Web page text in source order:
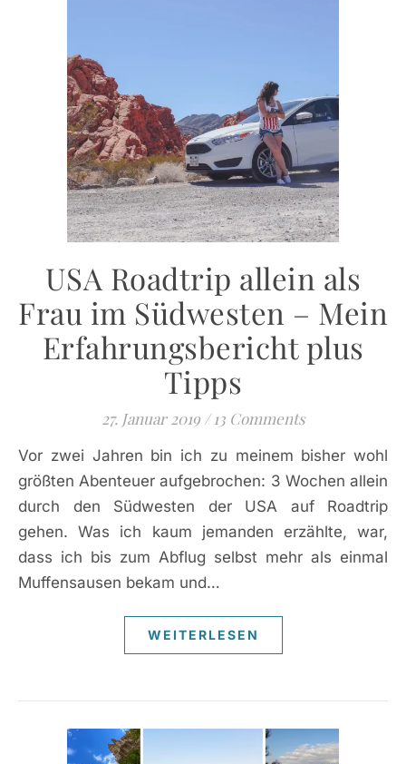
USA Roadtrip allein als
Frau im Südwesten – Mein
Erfahrungsbericht plus
Tipps
27. Januar 2019 / 13 Comments
Vor zwei Jahren bin ich zu meinem bisher wohl
größten Abenteuer aufgebrochen: 3 Wochen allein
durch den Südwesten der USA auf Roadtrip
gehen. Was ich kaum jemanden erzählte, war,
dass ich bis zum Abflug selbst mehr als einmal
Muffensausen bekam und…
WEITERLESEN